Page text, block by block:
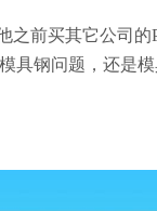
之前买其它公司
具钢问题，还是